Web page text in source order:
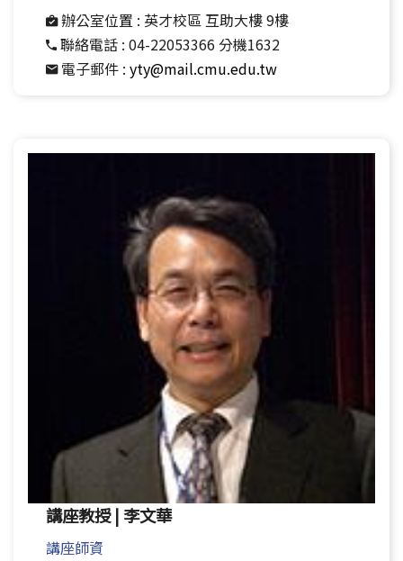
辦公室位置 : 英才校區 互助大樓 9樓
聯絡電話 : 04-22053366 分機1632
電子郵件 : yty@mail.cmu.edu.tw
講座教授 | 李文華
講座師資